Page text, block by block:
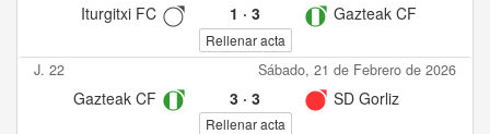
Iturgitxi FC 1 · 3 Gazteak CF
Rellenar acta
J. 22 Sábado, 21 de Febrero de 2026
Gazteak CF 3· 3 SD Gorliz
Rellenar acta